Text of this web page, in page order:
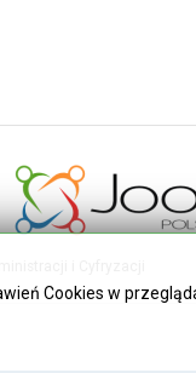
i Cyfryzacji
Cookies w